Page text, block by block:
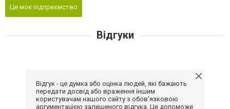
Це моє підприємство
Відгуки
Відгук - це думка або оцінка людей, які бажають
передати досвід або враження іншим
користувачам нашого сайту з обов'язковою
аргументацією залишеного відгука. Це допоможе